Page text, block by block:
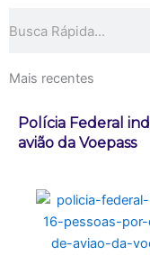
Mais recentes
Polícia Federal
avião da Voepass